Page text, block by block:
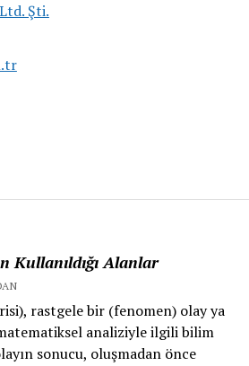
Şti.
Kullanıldığı Alanlar
rastgele bir (fenomen) olay ya
analiziyle ilgili bilim
sonucu, oluşmadan önce